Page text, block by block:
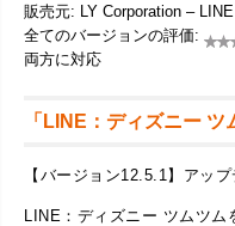
販売元: LY Corporation –
全てのバージョンの評価:
両方に対応
「LINE：ディズニー
【バージョン12.5.1】アッ
LINE：ディズニー ツムツム